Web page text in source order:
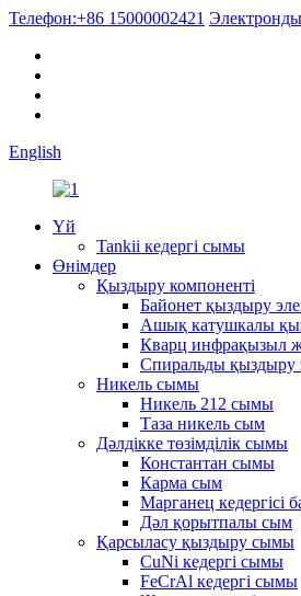
Телефон:+86 15000002421
English
Үй
Tankii кедергі сымы
Өнімдер
Қыздыру компоненті
Байонет қыздыру
Ашық катушкалы
Кварц инфрақызыл
Спиральды қыздыру
Никель сымы
Никель 212 сымы
Таза никель сым
Дәлдікке төзімділік сымы
Константан сымы
Карма сым
Марганец кедергісі
Дәл қорытпалы сым
Қарсыласу қыздыру сымы
CuNi кедергі сымы
FeCrAl кедергі сымы